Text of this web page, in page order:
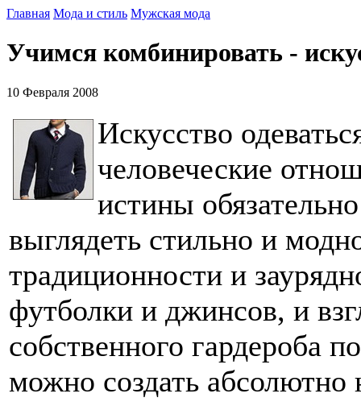
Главная Мода и стиль Мужская мода
Учимся комбинировать -
10 Февраля 2008
Искусство
человеческие
истины
выглядеть стильно и
традиционности и
футболки и джинсов, и
собственного гардероба
можно создать абсолютно